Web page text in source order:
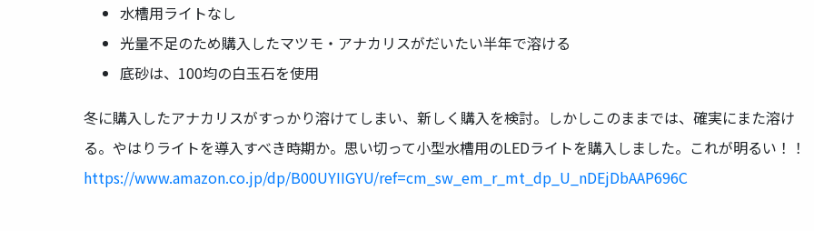
水槽用ライトなし
光量不足のため購入したマツモ・アナカリスがだいたい半年で溶ける
底砂は、100均の白玉石を使用
冬に購入したアナカリスがすっかり溶けてしまい、新しく購入を検討。しかしこのままでは、確実にまた溶け
る。やはりライトを導入すべき時期か。思い切って小型水槽用のLEDライトを購入しました。これが明るい！！
https://www.amazon.co.jp/dp/B00UYIIGYU/ref=cm_sw_em_r_mt_dp_U_nDEjDbAAP696C